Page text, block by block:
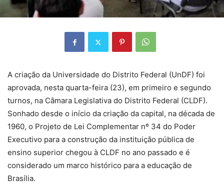
A criação da Universidade do Distrito Federal (UnDF) foi
aprovada, nesta quarta-feira (23), em primeiro e segundo
turnos, na Câmara Legislativa do Distrito Federal (CLDF).
Sonhado desde o início da criação da capital, na década de
1960, o Projeto de Lei Complementar nº 34 do Poder
Executivo para a construção da instituição pública de
ensino superior chegou à CLDF no ano passado e é
considerado um marco histórico para a educação de
Brasília.